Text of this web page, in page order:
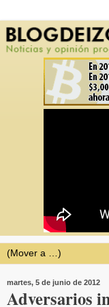
martes, 5 de junio de 2012
Adversarios